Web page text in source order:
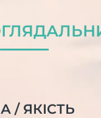
/ ЯКІСТЬ